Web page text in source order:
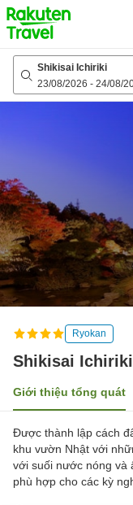
to
top
page
Shikisai Ichiriki
23/08/2026 - 24/08/
Ryokan
Shikisai Ichiriki
Giới thiệu tổng quát
Được thành lập cách
khu vườn Nhật với
với suối nước nóng và
phù hợp cho các kỳ